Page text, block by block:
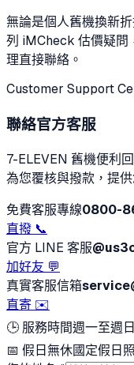
無論是個人舊機換新
列 iMCheck 估價疑問
理直接聯絡。
Customer Support
聯絡官方客服
7-ELEVEN 舊機便利
為您覆核與撥款，提
免費客服專線0800-
直撥 📞
官方 LINE 客服
加好友 💬
真實客服信箱
直寄 ✉️
🕒 服務時間週一至週
📅 假日無休國定假日